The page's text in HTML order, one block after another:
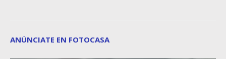
ANÚNCIATE EN FOTOCASA